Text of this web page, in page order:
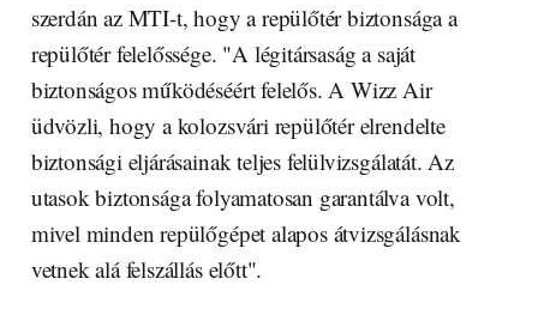
szerdán az MTI-t, hogy a repülőtér biztonsága a
repülőtér felelőssége. "A légitársaság a saját
biztonságos működéséért felelős. A Wizz Air
üdvözli, hogy a kolozsvári repülőtér elrendelte
biztonsági eljárásainak teljes felülvizsgálatát. Az
utasok biztonsága folyamatosan garantálva volt,
mivel minden repülőgépet alapos átvizsgálásnak
vetnek alá felszállás előtt".